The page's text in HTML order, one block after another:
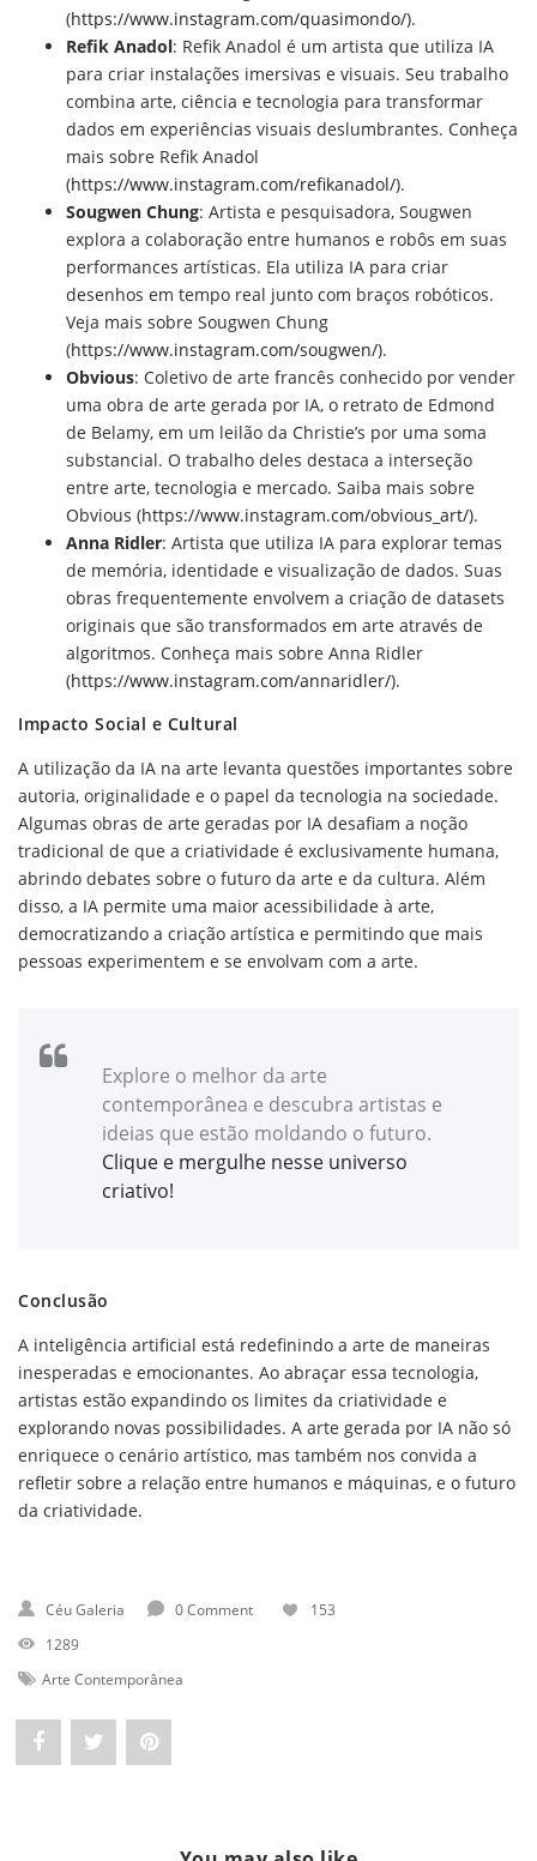
(https://www.instagram.com/quasimondo/).
Refik Anadol: Refik Anadol é um artista que utiliza IA
para criar instalações imersivas e visuais. Seu trabalho
combina arte, ciência e tecnologia para transformar
dados em experiências visuais deslumbrantes. Conheça
mais sobre Refik Anadol
(https://www.instagram.com/refikanadol/).
Sougwen Chung: Artista e pesquisadora, Sougwen
explora a colaboração entre humanos e robôs em suas
performances artísticas. Ela utiliza IA para criar
desenhos em tempo real junto com braços robóticos.
Veja mais sobre Sougwen Chung
(https://www.instagram.com/sougwen/).
Obvious: Coletivo de arte francês conhecido por vender
uma obra de arte gerada por IA, o retrato de Edmond
de Belamy, em um leilão da Christie’s por uma soma
substancial. O trabalho deles destaca a interseção
entre arte, tecnologia e mercado. Saiba mais sobre
Obvious (https://www.instagram.com/obvious_art/).
Anna Ridler: Artista que utiliza IA para explorar temas
de memória, identidade e visualização de dados. Suas
obras frequentemente envolvem a criação de datasets
originais que são transformados em arte através de
algoritmos. Conheça mais sobre Anna Ridler
(https://www.instagram.com/annaridler/).
Impacto Social e Cultural
A utilização da IA na arte levanta questões importantes sobre
autoria, originalidade e o papel da tecnologia na sociedade.
Algumas obras de arte geradas por IA desafiam a noção
tradicional de que a criatividade é exclusivamente humana,
abrindo debates sobre o futuro da arte e da cultura. Além
disso, a IA permite uma maior acessibilidade à arte,
democratizando a criação artística e permitindo que mais
pessoas experimentem e se envolvam com a arte.
Explore o melhor da arte
contemporânea e descubra artistas e
ideias que estão moldando o futuro.
Clique e mergulhe nesse universo
criativo!
Conclusão
A inteligência artificial está redefinindo a arte de maneiras
inesperadas e emocionantes. Ao abraçar essa tecnologia,
artistas estão expandindo os limites da criatividade e
explorando novas possibilidades. A arte gerada por IA não só
enriquece o cenário artístico, mas também nos convida a
refletir sobre a relação entre humanos e máquinas, e o futuro
da criatividade.
Céu Galeria 0 Comment
153
1289
Arte Contemporânea
Share Post Pin